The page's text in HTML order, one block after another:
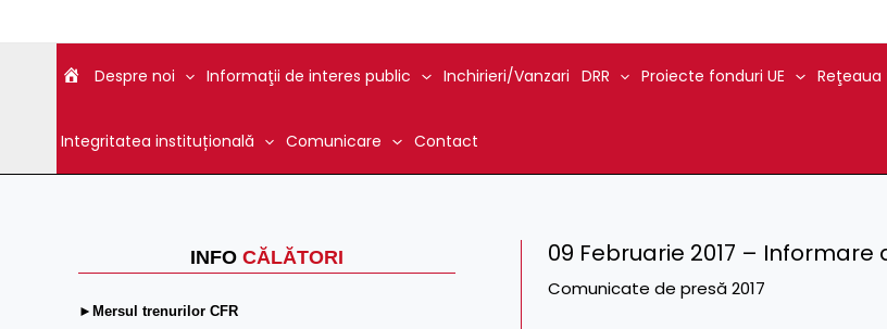
Despre noi Informaţii de interes public Inchirieri/Vanzari DRR Proiecte fonduri UE Reţeaua
Integritatea instituțională Comunicare Contact
INFO CĂLĂTORI
►Mersul trenurilor CFR
09 Februarie 2017 –
Comunicate de presă 2017